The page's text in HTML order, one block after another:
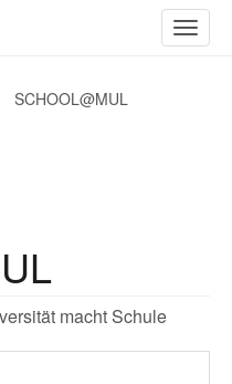
ein-/
SCHOOL@MUL
macht Schule